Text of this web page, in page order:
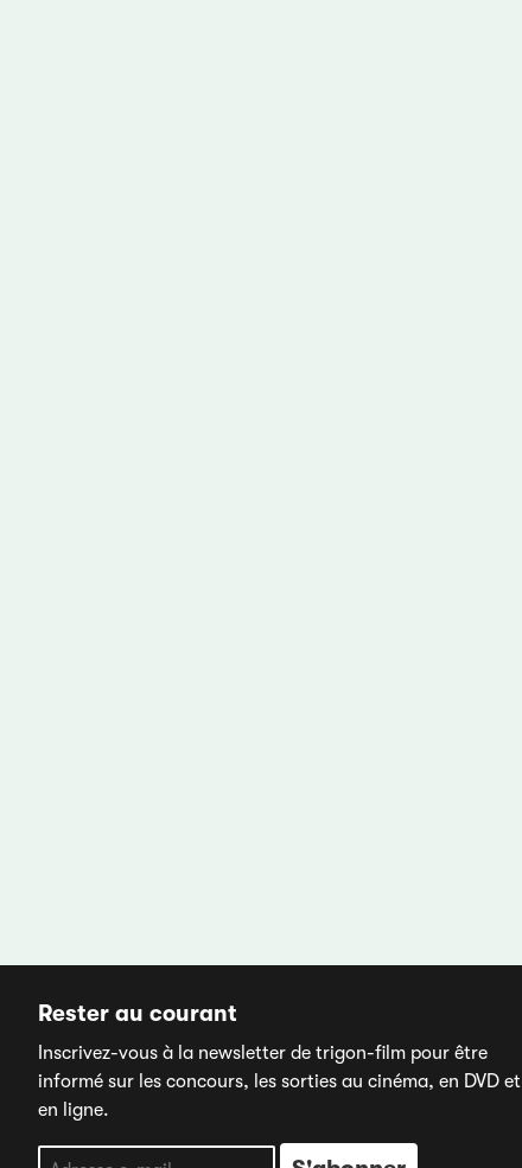
Rester au courant
Inscrivez-vous à la newsletter de trigon-film pour être
informé sur les concours, les sorties au cinéma, en DVD et
en ligne.